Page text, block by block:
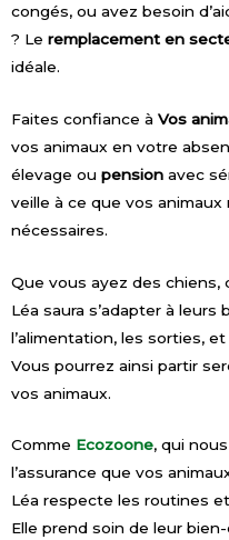
congés, ou avez besoin
? Le remplacement en
idéale.
Faites confiance à Vos
vos animaux en votre
élevage ou pension avec
veille à ce que vos
nécessaires.
Que vous ayez des chiens,
Léa saura s’adapter à leurs
l’alimentation, les sorties,
Vous pourrez ainsi partir
vos animaux.
Comme Ecozoone, qui
l’assurance que vos
Léa respecte les routines
Elle prend soin de leur